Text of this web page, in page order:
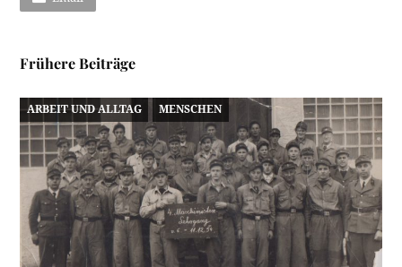
Frühere Beiträge
ARBEIT UND ALLTAG MENSCHEN